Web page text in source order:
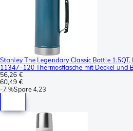
Stanley The Legendary Classic Bottle
11347-120 Thermosflasche mit Deckel und
56,26 €
60,49 €
-7 %Spare4,23